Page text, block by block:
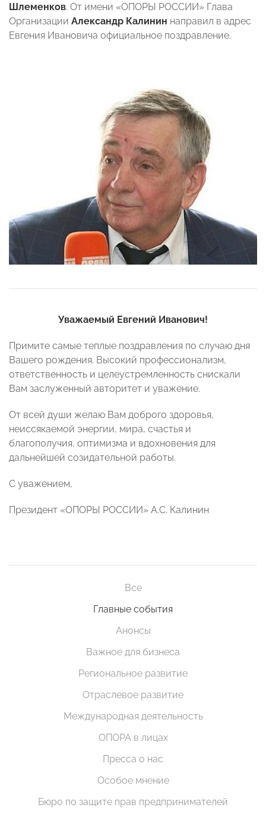
Шлеменков. От имени «ОПОРЫ РОССИИ» Глава
Организации Александр Калинин направил в адрес
Евгения Ивановича официальное поздравление.
Уважаемый Евгений Иванович!
Примите самые теплые поздравления по случаю дня
Вашего рождения. Высокий профессионализм,
ответственность и целеустремленность снискали
Вам заслуженный авторитет и уважение.
От всей души желаю Вам доброго здоровья,
неиссякаемой энергии, мира, счастья и
благополучия, оптимизма и вдохновения для
дальнейшей созидательной работы.
С уважением,
Президент «ОПОРЫ РОССИИ» А.С. Калинин
Все
Главные события
Анонсы
Важное для бизнеса
Региональное развитие
Отраслевое развитие
Международная деятельность
ОПОРА в лицах
Пресса о нас
Особое мнение
Бюро по защите прав предпринимателей